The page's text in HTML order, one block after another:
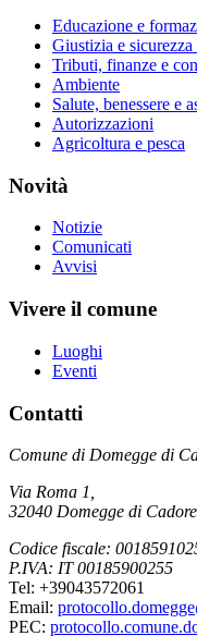
Educazione e
Giustizia e
Tributi, finanze e
Ambiente
Salute, benessere e
Autorizzazioni
Agricoltura e pesca
Novità
Notizie
Comunicati
Avvisi
Vivere il comune
Luoghi
Eventi
Contatti
Comune di Domegge di
Via Roma 1,
32040 Domegge di
Codice fiscale:
P.IVA: IT 00185900255
Tel: +39043572061
Email:
PEC: